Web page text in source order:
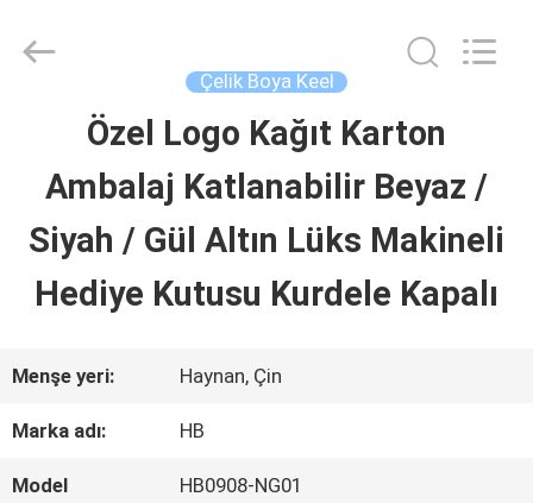
ÜRÜN
VIDEOLAR
Çelik Boya Keel
Özel Logo Kağıt Karton
Ambalaj Katlanabilir Beyaz /
Siyah / Gül Altın Lüks Makineli
Hediye Kutusu Kurdele Kapalı
Menşe yeri: Haynan, Çin
Marka adı: HB
Model
HB0908-NG01